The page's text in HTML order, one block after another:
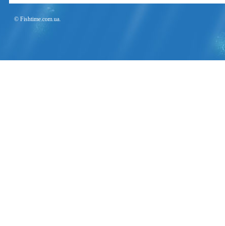
© Fishtime.com.ua.